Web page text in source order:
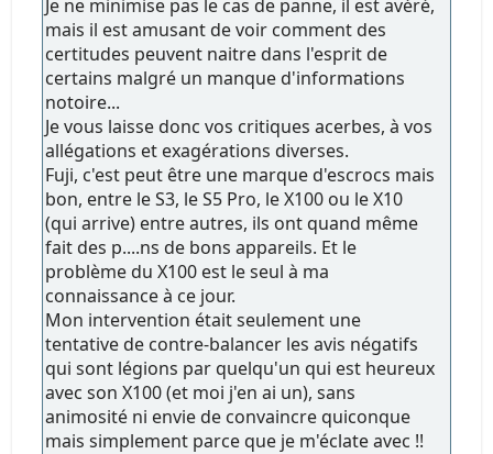
Je ne minimise pas le cas de panne, il est avéré,
mais il est amusant de voir comment des
certitudes peuvent naitre dans l'esprit de
certains malgré un manque d'informations
notoire...
Je vous laisse donc vos critiques acerbes, à vos
allégations et exagérations diverses.
Fuji, c'est peut être une marque d'escrocs mais
bon, entre le S3, le S5 Pro, le X100 ou le X10
(qui arrive) entre autres, ils ont quand même
fait des p....ns de bons appareils. Et le
problème du X100 est le seul à ma
connaissance à ce jour.
Mon intervention était seulement une
tentative de contre-balancer les avis négatifs
qui sont légions par quelqu'un qui est heureux
avec son X100 (et moi j'en ai un), sans
animosité ni envie de convaincre quiconque
mais simplement parce que je m'éclate avec !!